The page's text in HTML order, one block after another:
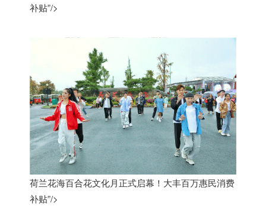
补贴”/>
荷兰花海百合花文化月正式启幕！大丰百万惠民消费
补贴”/>